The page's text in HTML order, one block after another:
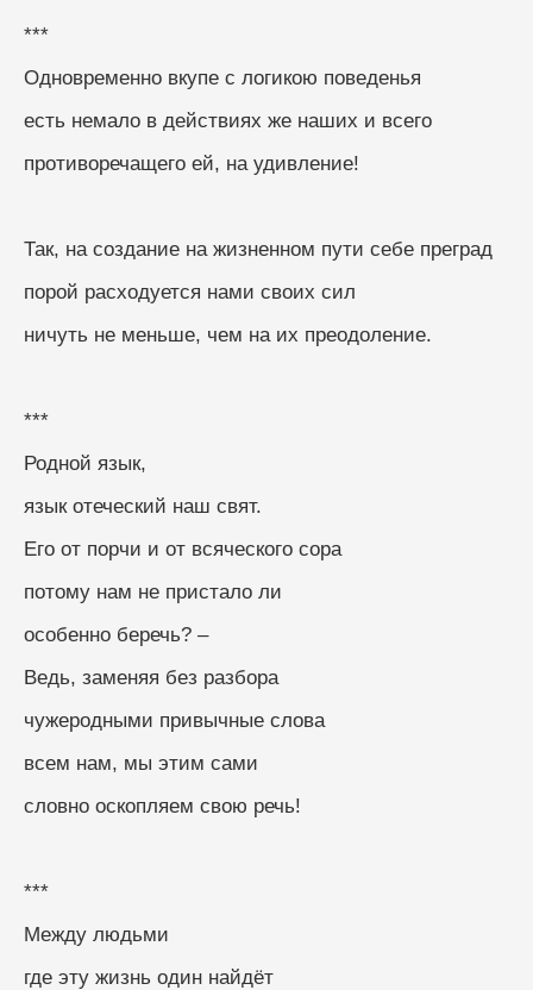
***
Одновременно вкупе с логикою поведенья
есть немало в действиях же наших и всего
противоречащего ей, на удивление!
Так, на создание на жизненном пути себе преград
порой расходуется нами своих сил
ничуть не меньше, чем на их преодоление.
***
Родной язык,
язык отеческий наш свят.
Его от порчи и от всяческого сора
потому нам не пристало ли
особенно беречь? –
Ведь, заменяя без разбора
чужеродными привычные слова
всем нам, мы этим сами
словно оскопляем свою речь!
***
Между людьми
где эту жизнь один найдёт